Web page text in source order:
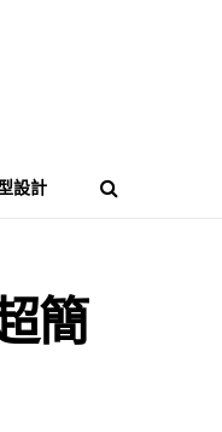
設計
簡